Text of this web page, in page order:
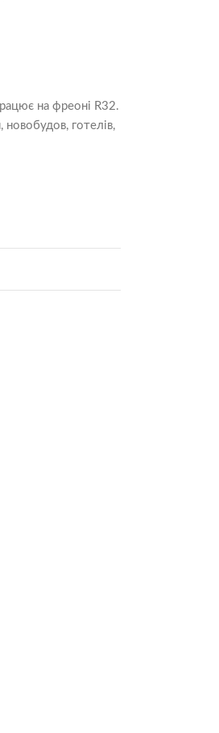
на фреоні R32.
готелів,